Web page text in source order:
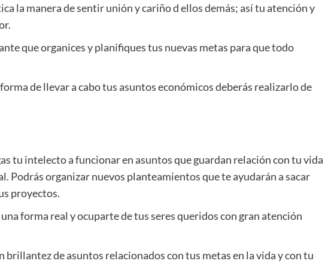
la manera de sentir unión y cariño d ellos demás; así tu atención y
que organices y planifiques tus nuevas metas para que todo
forma de llevar a cabo tus asuntos económicos deberás realizarlo de
tu intelecto a funcionar en asuntos que guardan relación con tu vida
Podrás organizar nuevos planteamientos que te ayudarán a sacar
proyectos.
forma real y ocuparte de tus seres queridos con gran atención
brillantez de asuntos relacionados con tus metas en la vida y con tu